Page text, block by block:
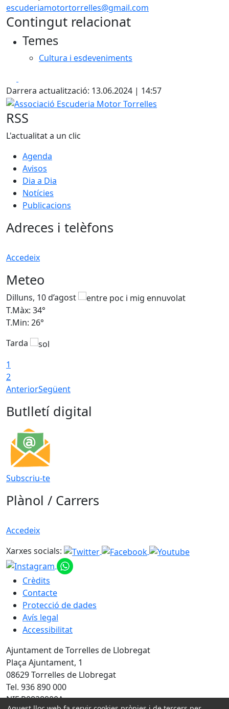
escuderiamotortorrelles@gmail.com
Contingut relacionat
Temes
Cultura i esdeveniments
Darrera actualització: 13.06.2024 | 14:57
Associació Escuderia Motor Torrelles
RSS
L'actualitat a un clic
Agenda
Avisos
Dia a Dia
Notícies
Publicacions
Adreces i telèfons
Accedeix
Meteo
Dilluns, 10 d’agost
T.Màx: 34°
T.Min: 26°
Tarda
1
2
AnteriorSegüent
Butlletí digital
Subscriu-te
Plànol / Carrers
Accedeix
Xarxes socials:
Crèdits
Contacte
Protecció de dades
Avís legal
Accessibilitat
Ajuntament de Torrelles de Llobregat
Plaça Ajuntament, 1
08629 Torrelles de Llobregat
Tel. 936 890 000
NIF P0828900A